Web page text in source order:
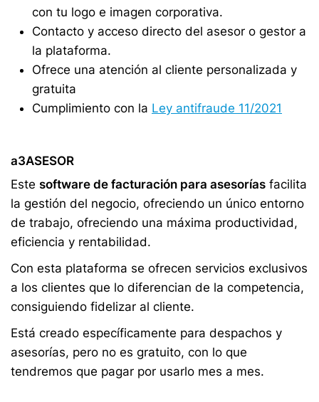
con tu logo e imagen corporativa.
Contacto y acceso directo del asesor o gestor a
la plataforma.
Ofrece una atención al cliente personalizada y
gratuita
Cumplimiento con la Ley antifraude 11/2021
a3ASESOR
Este software de facturación para asesorías facilita
la gestión del negocio, ofreciendo un único entorno
de trabajo, ofreciendo una máxima productividad,
eficiencia y rentabilidad.
Con esta plataforma se ofrecen servicios exclusivos
a los clientes que lo diferencian de la competencia,
consiguiendo fidelizar al cliente.
Está creado específicamente para despachos y
asesorías, pero no es gratuito, con lo que
tendremos que pagar por usarlo mes a mes.